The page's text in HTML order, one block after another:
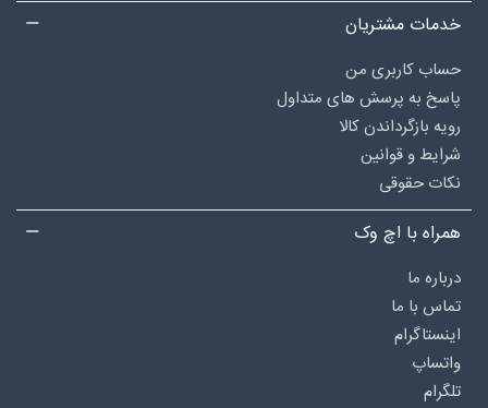
خدمات مشتریان
حساب کاربری من
پاسخ به پرسش های متداول
رویه بازگرداندن کالا
شرایط و قوانین
نکات حقوقی
همراه با اچ وک
درباره‌ ما
تماس با ما
اینستاگرام
واتساپ
تلگرام